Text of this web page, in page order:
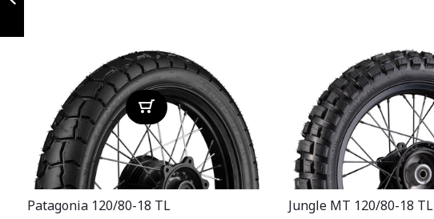
Patagonia 120/80-18 TL Jungle MT 120/80-18 TL